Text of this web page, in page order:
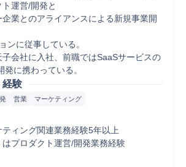
運営/開発と
業とのアライアンスによる新規事業開
ンに従事している。
子会社に入社、前職ではSaaSサービスの
に携わっている。
経験
営業 マーケティング
ティング関連業務経験5年以上
はプロダクト運営/開発業務経験